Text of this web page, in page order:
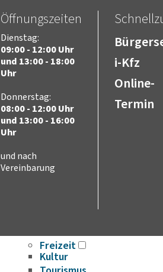
ÖPNV
Wasserstraßen
Flughafen
Tierschutz (Tierhaltung
und Jagd)
Landwirtschaft
Seen und Flüsse
Spreewald
Freizeit
Kultur
Öffnungszeiten
Dienstag:
09:00 - 12:00 Uhr
und 13:00 - 18:00
Uhr
Donnerstag:
08:00 - 12:00 Uhr
und 13:00 - 16:00
Uhr
und nach
Vereinbarung
i-Kfz
Online-
Termin